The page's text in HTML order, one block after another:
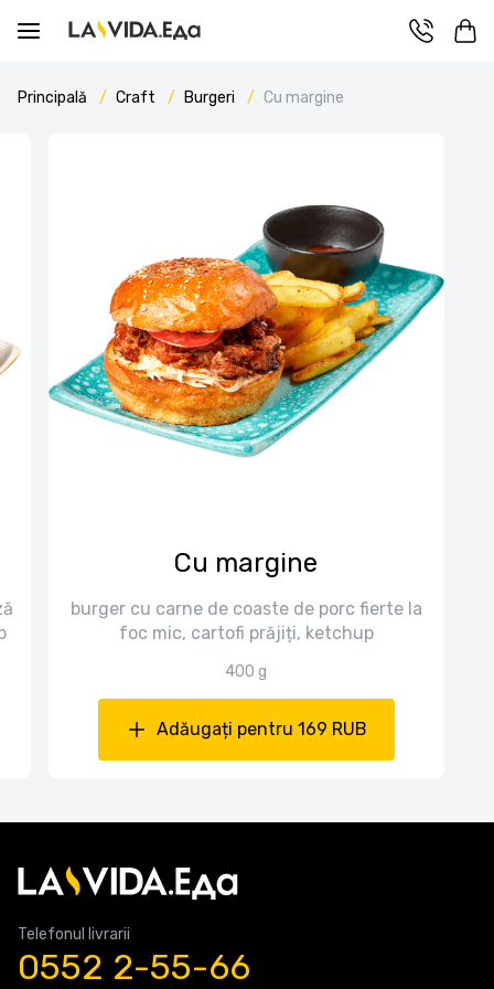
Principală Craft Burgeri Cu margine
Cu margine
burger cu carne de coaste de porc fierte la
foc mic, cartofi prăjiți, ketchup
400 g
Adăugați pentru 169 RUB
Telefonul livrarii
0552 2-55-66